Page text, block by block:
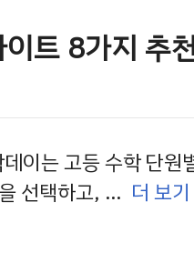
트 8가지 추
이는 고등 수학 단원
선택하고, … 더 보기